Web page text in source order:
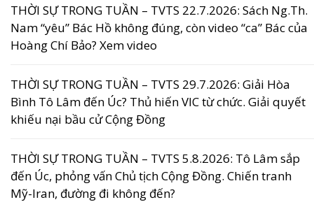
THỜI SỰ TRONG TUẦN – TVTS 22.7.2026: Sách Ng.Th.
Nam “yêu” Bác Hồ không đúng, còn video “ca” Bác của
Hoàng Chí Bảo? Xem video
THỜI SỰ TRONG TUẦN – TVTS 29.7.2026: Giải Hòa
Bình Tô Lâm đến Úc? Thủ hiến VIC từ chức. Giải quyết
khiếu nại bầu cử Cộng Đồng
THỜI SỰ TRONG TUẦN – TVTS 5.8.2026: Tô Lâm sắp
đến Úc, phỏng vấn Chủ tịch Cộng Đồng. Chiến tranh
Mỹ-Iran, đường đi không đến?